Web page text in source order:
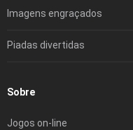
Imagens engraçados
Piadas divertidas
Sobre
Jogos on-line